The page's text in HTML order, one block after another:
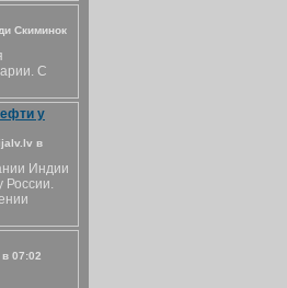
Скиминок
С
у
в
Индии
России.
07:02